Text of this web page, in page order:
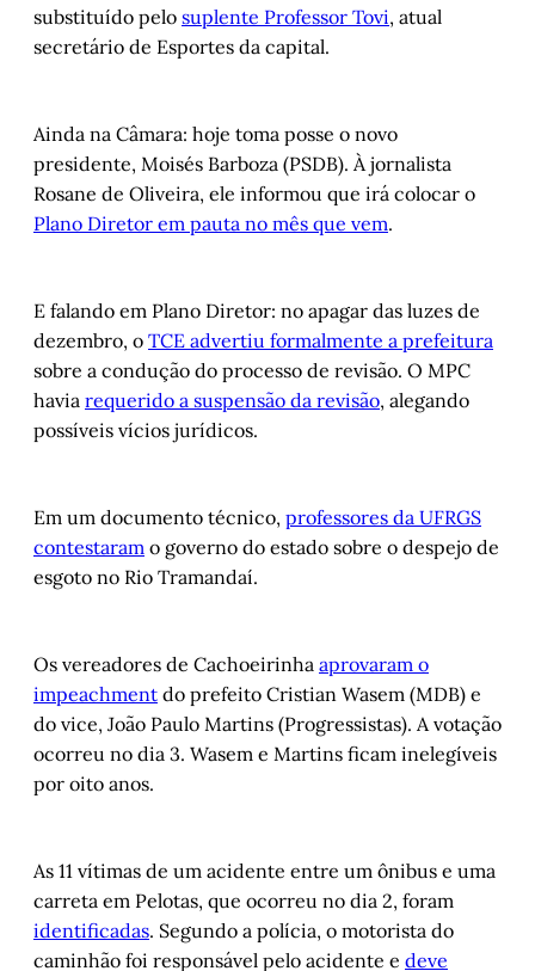
substituído pelo suplente Professor Tovi, atual
secretário de Esportes da capital.
Ainda na Câmara: hoje toma posse o novo
presidente, Moisés Barboza (PSDB). À jornalista
Rosane de Oliveira, ele informou que irá colocar o
Plano Diretor em pauta no mês que vem.
E falando em Plano Diretor: no apagar das luzes de
dezembro, o TCE advertiu formalmente a prefeitura
sobre a condução do processo de revisão. O MPC
havia requerido a suspensão da revisão, alegando
possíveis vícios jurídicos.
Em um documento técnico, professores da UFRGS
contestaram o governo do estado sobre o despejo de
esgoto no Rio Tramandaí.
Os vereadores de Cachoeirinha aprovaram o
impeachment do prefeito Cristian Wasem (MDB) e
do vice, João Paulo Martins (Progressistas). A votação
ocorreu no dia 3. Wasem e Martins ficam inelegíveis
por oito anos.
As 11 vítimas de um acidente entre um ônibus e uma
carreta em Pelotas, que ocorreu no dia 2, foram
identificadas. Segundo a polícia, o motorista do
caminhão foi responsável pelo acidente e deve